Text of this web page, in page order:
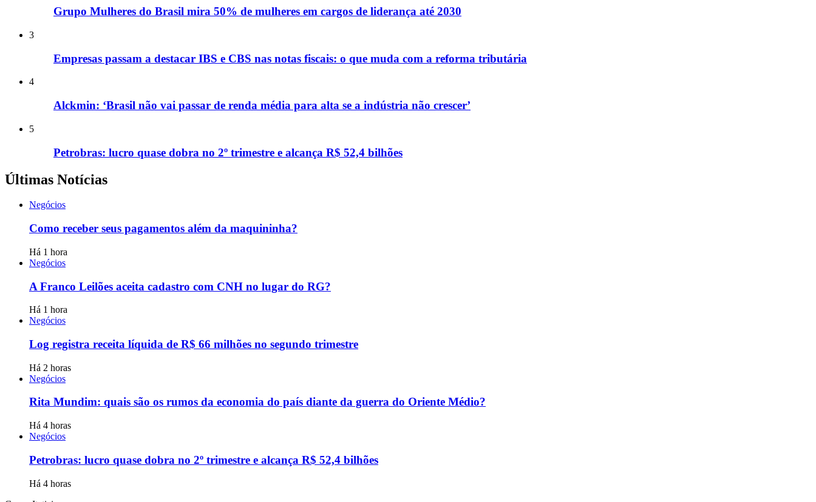
Grupo Mulheres do Brasil mira 50% de mulheres em cargos de liderança até 2030
3
Empresas passam a destacar IBS e CBS nas notas fiscais: o que muda com a reforma tributária
4
Alckmin: ‘Brasil não vai passar de renda média para alta se a indústria não crescer’
5
Petrobras: lucro quase dobra no 2º trimestre e alcança R$ 52,4 bilhões
Últimas Notícias
Negócios
Como receber seus pagamentos além da maquininha?
Há 1 hora
Negócios
A Franco Leilões aceita cadastro com CNH no lugar do RG?
Há 1 hora
Negócios
Log registra receita líquida de R$ 66 milhões no segundo trimestre
Há 2 horas
Negócios
Rita Mundim: quais são os rumos da economia do país diante da guerra do Oriente Médio?
Há 4 horas
Negócios
Petrobras: lucro quase dobra no 2º trimestre e alcança R$ 52,4 bilhões
Há 4 horas